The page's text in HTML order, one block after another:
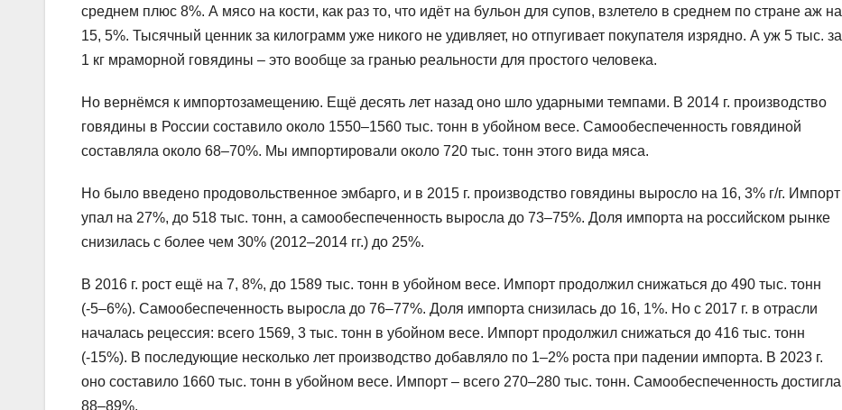
среднем плюс 8%. А мясо на кости, как раз то, что идёт на бульон для супов, взлетело в среднем по стране аж на
15, 5%. Тысячный ценник за килограмм уже никого не удивляет, но отпугивает покупателя изрядно. А уж 5 тыс. за
1 кг мраморной говядины – это вообще за гранью реальности для простого человека.
Но вернёмся к импортозамещению. Ещё десять лет назад оно шло ударными темпами. В 2014 г. производство
говядины в России составило около 1550–1560 тыс. тонн в убойном весе. Самообеспеченность говядиной
составляла около 68–70%. Мы импортировали около 720 тыс. тонн этого вида мяса.
Но было введено продовольственное эмбарго, и в 2015 г. производство говядины выросло на 16, 3% г/г. Импорт
упал на 27%, до 518 тыс. тонн, а самообеспеченность выросла до 73–75%. Доля импорта на российском рынке
снизилась с более чем 30% (2012–2014 гг.) до 25%.
В 2016 г. рост ещё на 7, 8%, до 1589 тыс. тонн в убойном весе. Импорт продолжил снижаться до 490 тыс. тонн
(-5–6%). Самообеспеченность выросла до 76–77%. Доля импорта снизилась до 16, 1%. Но с 2017 г. в отрасли
началась рецессия: всего 1569, 3 тыс. тонн в убойном весе. Импорт продолжил снижаться до 416 тыс. тонн
(-15%). В последующие несколько лет производство добавляло по 1–2% роста при падении импорта. В 2023 г.
оно составило 1660 тыс. тонн в убойном весе. Импорт – всего 270–280 тыс. тонн. Самообеспеченность достигла
88–89%.